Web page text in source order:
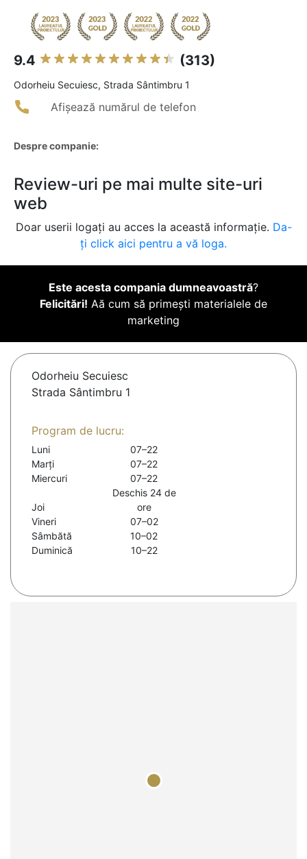
9.4 (313)
Odorheiu Secuiesc, Strada Sântimbru 1
Afișează numărul de telefon
Despre companie:
Review-uri pe mai multe site-uri
web
Doar userii logați au acces la această informație. Da-
ți click aici pentru a vă loga.
Este acesta compania dumneavoastră?
Felicitări! Aă cum să primești materialele de
marketing
Odorheiu Secuiesc
Strada Sântimbru 1
Program de lucru:
Luni
07–22
Marți
07–22
Miercuri
07–22
Joi
Deschis 24 de
ore
Vineri
07–02
Sâmbătă
10–02
Duminică
10–22